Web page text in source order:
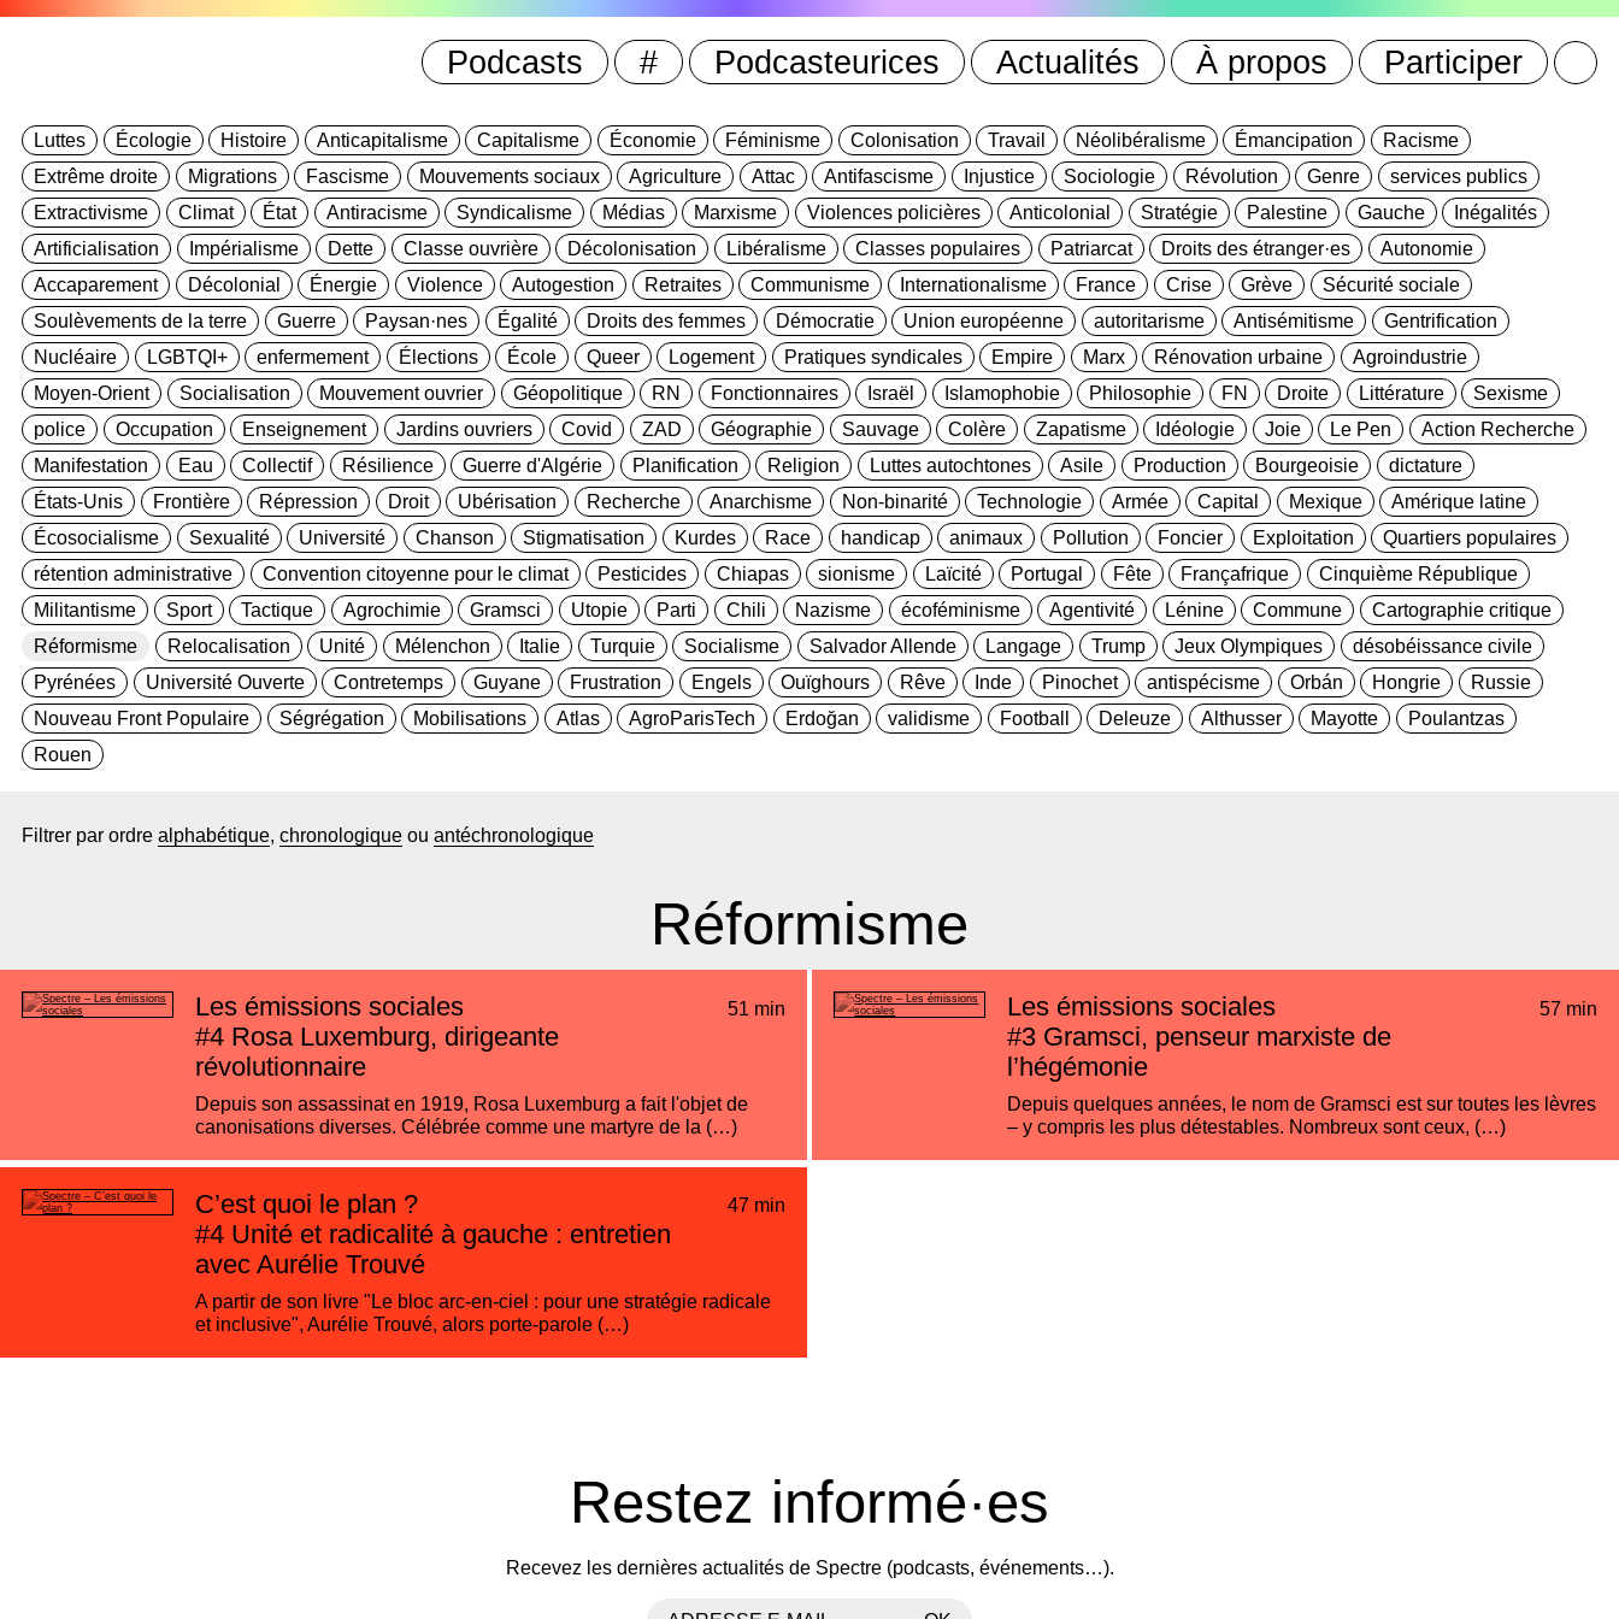
Podcasts # Podcasteurices Actualités À propos Participer
Luttes Écologie Histoire Anticapitalisme Capitalisme Économie Féminisme Colonisation Travail Néolibéralisme Émancipation
Racisme
Extrême droite
Migrations Fascisme Mouvements sociaux Agriculture Attac Antifascisme Injustice Sociologie Révolution Genre
services publics
Extractivisme
Climat État Antiracisme Syndicalisme Médias Marxisme Violences policières Anticolonial Stratégie Palestine Gauche
Inégalités
Artificialisation
Impérialisme Dette Classe ouvrière Décolonisation Libéralisme Classes populaires Patriarcat Droits des étranger·es
Autonomie
Accaparement
Décolonial Énergie Violence Autogestion Retraites Communisme Internationalisme France Crise Grève
Sécurité sociale
Soulèvements de la terre
Guerre Paysan·nes Égalité Droits des femmes Démocratie Union européenne autoritarisme Antisémitisme
Gentrification
Nucléaire
LGBTQI+ enfermement Élections École Queer Logement Pratiques syndicales Empire Marx Rénovation urbaine
Agroindustrie
Moyen-Orient
Socialisation Mouvement ouvrier Géopolitique RN Fonctionnaires Israël Islamophobie Philosophie FN Droite Littérature
Sexisme
police
Occupation Enseignement Jardins ouvriers Covid ZAD Géographie Sauvage Colère Zapatisme Idéologie Joie Le Pen
Action Recherche
Manifestation
Eau Collectif Résilience Guerre d'Algérie Planification Religion Luttes autochtones Asile Production Bourgeoisie
dictature
États-Unis
Frontière Répression Droit Ubérisation Recherche Anarchisme Non-binarité Technologie Armée Capital Mexique
Amérique latine
Écosocialisme
Sexualité Université Chanson Stigmatisation Kurdes Race handicap animaux Pollution Foncier Exploitation
Quartiers populaires
rétention administrative
Convention citoyenne pour le climat Pesticides Chiapas sionisme Laïcité Portugal Fête Françafrique
Cinquième République
Militantisme
Sport Tactique Agrochimie Gramsci Utopie Parti Chili Nazisme écoféminisme Agentivité Lénine Commune
Cartographie critique
Réformisme
Relocalisation Unité Mélenchon Italie Turquie Socialisme Salvador Allende Langage Trump Jeux Olympiques
désobéissance civile
Pyrénées
Université Ouverte Contretemps Guyane Frustration Engels Ouïghours Rêve Inde Pinochet antispécisme Orbán Hongrie
Russie
Nouveau Front Populaire
Ségrégation Mobilisations Atlas AgroParisTech Erdoğan validisme Football Deleuze Althusser Mayotte
Poulantzas
Rouen
Filtrer par ordrealphabétique,chronologique ouantéchronologique
Réformisme
Les émissions sociales
#4 Rosa Luxemburg, dirigeante
révolutionnaire
51 min
Depuis son assassinat en 1919, Rosa Luxemburg a fait l'objet de
canonisations diverses. Célébrée comme une martyre de la (…)
Les émissions sociales
#3 Gramsci, penseur marxiste de
l’hégémonie
57 min
Depuis quelques années, le nom de Gramsci est sur toutes les lèvres
– y compris les plus détestables. Nombreux sont ceux, (…)
C’est quoi le plan ?
#4 Unité et radicalité à gauche : entretien
avec Aurélie Trouvé
47 min
A partir de son livre "Le bloc arc-en-ciel : pour une stratégie radicale
et inclusive", Aurélie Trouvé, alors porte-parole (…)
Restez informé·es
Recevez les dernières actualités de Spectre (podcasts, événements…).